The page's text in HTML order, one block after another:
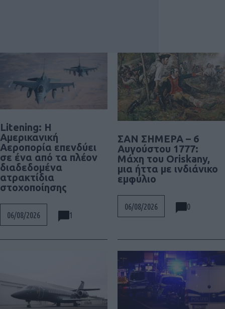
Litening: Η
Αμερικανική
Αεροπορία επενδύει
σε ένα από τα πλέον
διαδεδομένα
ατρακτίδια
στοχοποίησης
06/08/2026 1
ΣΑΝ ΣΗΜΕΡΑ – 6
Αυγούστου 1777:
Μάχη του Oriskany,
μια ήττα με ινδιάνικο
εμφύλιο
06/08/2026 0